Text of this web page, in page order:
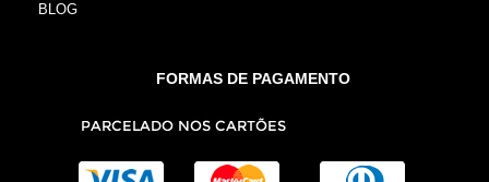
BLOG
FORMAS DE PAGAMENTO